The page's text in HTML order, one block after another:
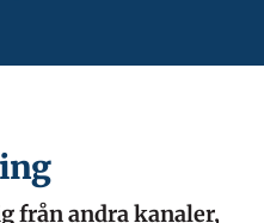
från andra kanaler,